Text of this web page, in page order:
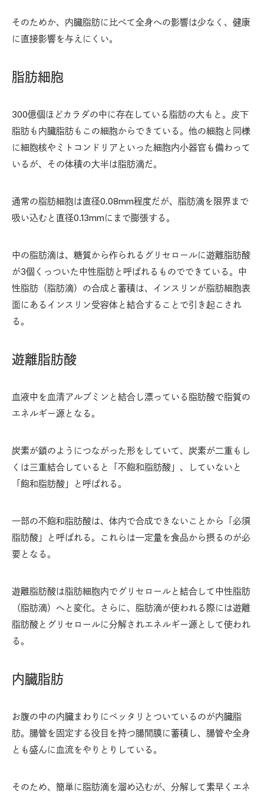
そのためか、内臓脂肪に比べて全身への影響は少なく、健康
に直接影響を与えにくい。
脂肪細胞
300億個ほどカラダの中に存在している脂肪の大もと。皮下
脂肪も内臓脂肪もこの細胞からできている。他の細胞と同様
に細胞核やミトコンドリアといった細胞内小器官も備わって
いるが、その体積の大半は脂肪滴だ。
通常の脂肪細胞は直径0.08mm程度だが、脂肪滴を限界まで
吸い込むと直径0.13mmにまで膨張する。
中の脂肪滴は、糖質から作られるグリセロールに遊離脂肪酸
が3個くっついた中性脂肪と呼ばれるものでできている。中
性脂肪（脂肪滴）の合成と蓄積は、インスリンが脂肪細胞表
面にあるインスリン受容体と結合することで引き起こされ
る。
遊離脂肪酸
血液中を血清アルブミンと結合し漂っている脂肪酸で脂質の
エネルギー源となる。
炭素が鎖のようにつながった形をしていて、炭素が二重もし
くは三重結合していると「不飽和脂肪酸」、していないと
「飽和脂肪酸」と呼ばれる。
一部の不飽和脂肪酸は、体内で合成できないことから「必須
脂肪酸」と呼ばれる。これらは一定量を食品から摂るのが必
要となる。
遊離脂肪酸は脂肪細胞内でグリセロールと結合して中性脂肪
（脂肪滴）へと変化。さらに、脂肪滴が使われる際には遊離
脂肪酸とグリセロールに分解されエネルギー源として使われ
る。
内臓脂肪
お腹の中の内臓まわりにベッタリとついているのが内臓脂
肪。腸管を固定する役目を持つ腸間膜に蓄積し、腸管や全身
とも盛んに血流をやりとりしている。
そのため、簡単に脂肪滴を溜め込むが、分解して素早くエネ